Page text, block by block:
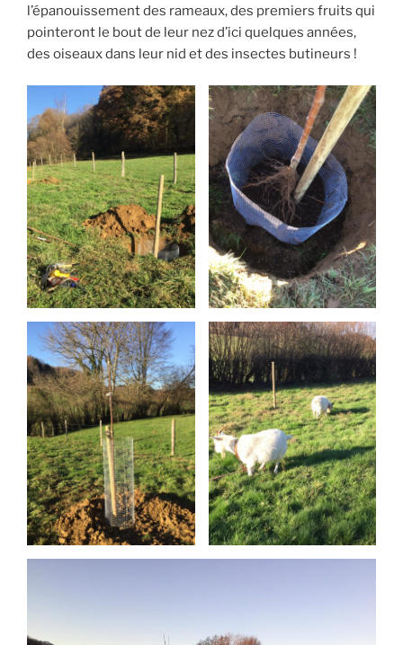
l’épanouissement des rameaux, des premiers fruits qui
pointeront le bout de leur nez d’ici quelques années,
des oiseaux dans leur nid et des insectes butineurs !